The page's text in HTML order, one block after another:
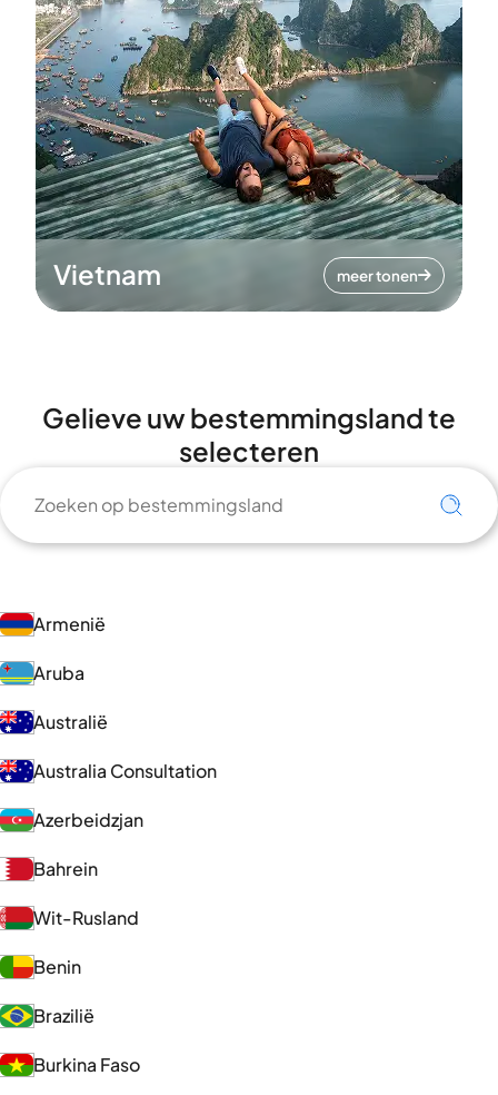
Vietnam meer tonen
Gelieve uw bestemmingsland te
selecteren
Armenië
Aruba
Australië
Australia Consultation
Azerbeidzjan
Bahrein
Wit-Rusland
Benin
Brazilië
Burkina Faso